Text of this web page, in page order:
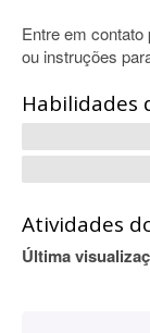
Entre em
ou instruções
Habilidades
Atividades
Última